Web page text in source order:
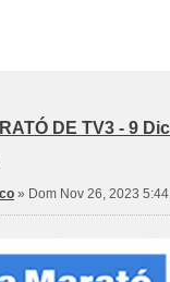
DE TV3 - 9
» Dom Nov 26, 2023